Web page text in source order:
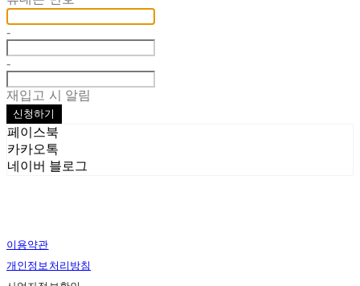
-
-
재입고 시 알림
신청하기
페이스북
카카오톡
네이버 블로그
이용약관
개인정보처리방침